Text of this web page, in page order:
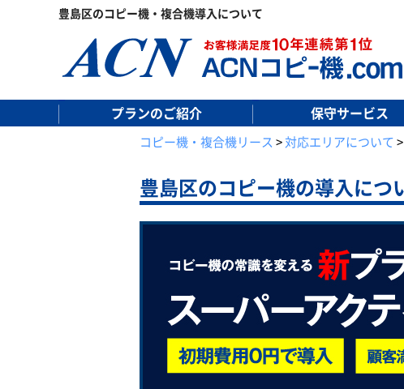
豊島区のコピー機・複合機導入について
プランのご紹介 保守サービス
コピー機・複合機リース >対応エリアについて>
豊島区のコピー機の導入につ